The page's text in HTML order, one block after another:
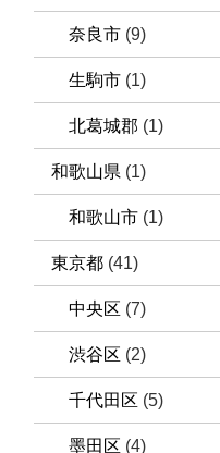
奈良市 (9)
生駒市 (1)
北葛城郡 (1)
和歌山県 (1)
和歌山市 (1)
東京都 (41)
中央区 (7)
渋谷区 (2)
千代田区 (5)
墨田区 (4)